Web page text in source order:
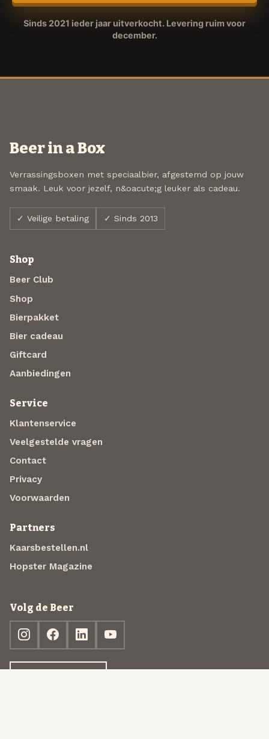
Sinds 2021 ieder jaar uitverkocht. Levering ruim voor
december.
Beer in a Box
Verrassingsboxen met speciaalbier, afgestemd op jouw
smaak. Leuk voor jezelf, n&oacute;g leuker als cadeau.
✓ Veilige betaling ✓ Sinds 2013
Shop
Beer Club
Shop
Bierpakket
Bier cadeau
Giftcard
Aanbiedingen
Service
Klantenservice
Veelgestelde vragen
Contact
Privacy
Voorwaarden
Partners
Kaarsbestellen.nl
Hopster Magazine
Volg de Beer